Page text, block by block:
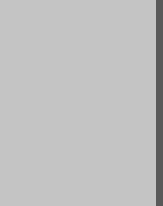
Serum
met micro- en
pioenroos en smalle
van de
De huid wordt
stralender uit.
voor iedere